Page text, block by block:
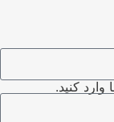
کنید.